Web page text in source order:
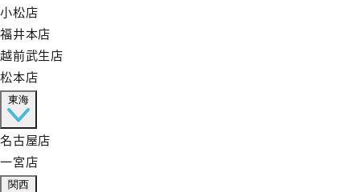
小松店
福井本店
越前武生店
松本店
東海
名古屋店
一宮店
関西